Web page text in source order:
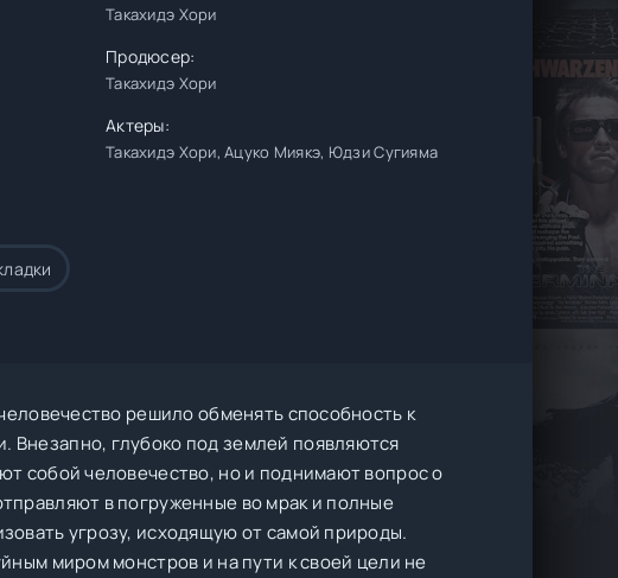
Такахидэ Хори
Продюсер:
Такахидэ Хори
Актеры:
Такахидэ Хори, Ацуко Миякэ, Юдзи Сугияма
решило обменять способность к
глубоко под землей появляются
собой человечество, но и поднимают вопрос о
в погруженные во мрак и полные
угрозу, исходящую от самой природы.
миром монстров и на пути к своей цели не